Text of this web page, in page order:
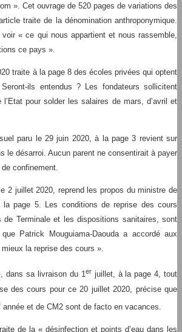
». Cet ouvrage de 520 pages de variations des
traite de la dénomination anthroponymique.
« ce qui nous appartient et nous rassemble,
ce pays ».
traite à la page 8 des écoles privées qui optent
ils entendus ? Les fondateurs sollicitent
l’Etat pour solder les salaires de mars, d’avril et
paru le 29 juin 2020, à la page 3 revient sur
le désarroi. Aucun parent ne consentirait à payer
confinement.
2 juillet 2020, reprend les propos du ministre de
la page 5. Les conditions de reprise des cours
Terminale et les dispositions sanitaires, sont
Patrick Mouguiama-Daouda a accordé aux
la reprise des cours ».
dans sa livraison du 1er juillet, à la page 4, tout
des cours pour ce 20 juillet 2020, précise que
année et de CM2 sont de facto en vacances.
de la « désinfection et points d’eau dans les